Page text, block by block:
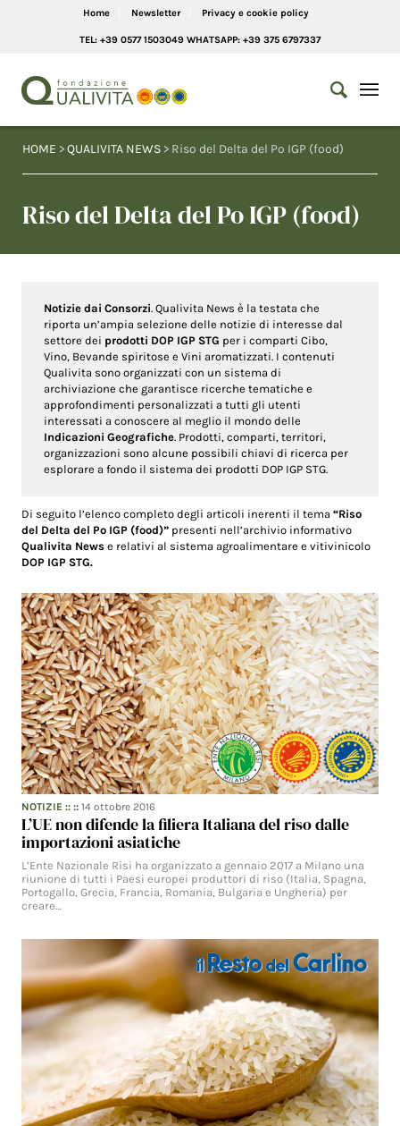
Home Newsletter Privacy e cookie policy
TEL: +39 0577 1503049 WHATSAPP: +39 375 6797337
HOME >QUALIVITA NEWS > Riso del Delta del Po IGP (food)
Riso del Delta del Po IGP (food)
Notizie dai Consorzi. Qualivita News è la testata che
riporta un’ampia selezione delle notizie di interesse dal
settore dei prodotti DOP IGP STG per i comparti Cibo,
Vino, Bevande spiritose e Vini aromatizzati. I contenuti
Qualivita sono organizzati con un sistema di
archiviazione che garantisce ricerche tematiche e
approfondimenti personalizzati a tutti gli utenti
interessati a conoscere al meglio il mondo delle
Indicazioni Geografiche. Prodotti, comparti, territori,
organizzazioni sono alcune possibili chiavi di ricerca per
esplorare a fondo il sistema dei prodotti DOP IGP STG.
Di seguito l’elenco completo degli articoli inerenti il tema“Riso
del Delta del Po IGP (food)” presenti nell’archivio informativo
Qualivita News e relativi al sistema agroalimentare e vitivinicolo
DOP IGP STG.
NOTIZIE :: ::14 ottobre 2016
L’UE non difende la filiera Italiana del riso dalle
importazioni asiatiche
L’Ente Nazionale Risi ha organizzato a gennaio 2017 a Milano una
riunione di tutti i Paesi europei produttori di riso (Italia, Spagna,
Portogallo, Grecia, Francia, Romania, Bulgaria e Ungheria) per
creare…